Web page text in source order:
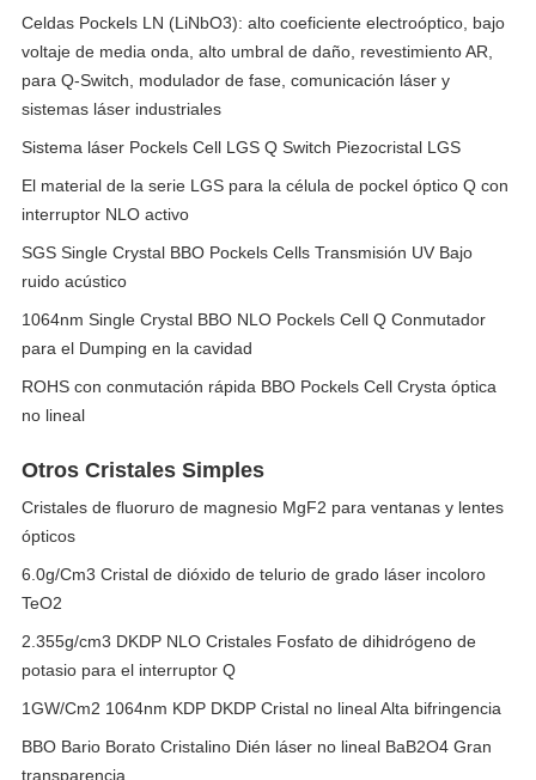
Celdas Pockels LN (LiNbO3): alto coeficiente electroóptico, bajo
voltaje de media onda, alto umbral de daño, revestimiento AR,
para Q-Switch, modulador de fase, comunicación láser y
sistemas láser industriales
Sistema láser Pockels Cell LGS Q Switch Piezocristal LGS
El material de la serie LGS para la célula de pockel óptico Q con
interruptor NLO activo
SGS Single Crystal BBO Pockels Cells Transmisión UV Bajo
ruido acústico
1064nm Single Crystal BBO NLO Pockels Cell Q Conmutador
para el Dumping en la cavidad
ROHS con conmutación rápida BBO Pockels Cell Crysta óptica
no lineal
Otros Cristales Simples
Cristales de fluoruro de magnesio MgF2 para ventanas y lentes
ópticos
6.0g/Cm3 Cristal de dióxido de telurio de grado láser incoloro
TeO2
2.355g/cm3 DKDP NLO Cristales Fosfato de dihidrógeno de
potasio para el interruptor Q
1GW/Cm2 1064nm KDP DKDP Cristal no lineal Alta bifringencia
BBO Bario Borato Cristalino Dién láser no lineal BaB2O4 Gran
transparencia